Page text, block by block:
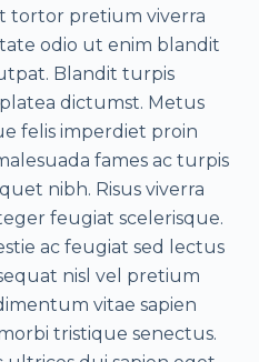
tortor pretium viverra
odio ut enim blandit
Blandit turpis
dictumst. Metus
felis imperdiet proin
fames ac turpis
nibh. Risus viverra
feugiat scelerisque.
ac feugiat sed lectus
nisl vel pretium
vitae sapien
tristique senectus.